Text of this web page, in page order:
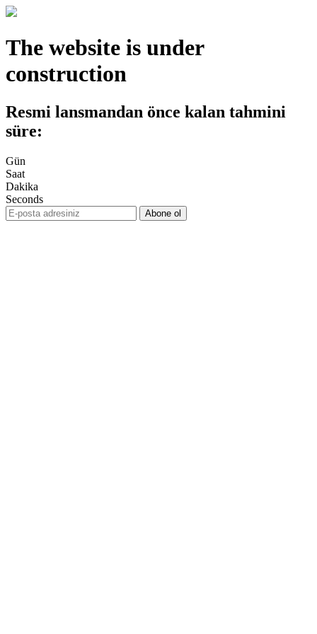
The website is under
construction
Resmi lansmandan önce kalan tahmini
süre:
Gün
Saat
Dakika
Seconds